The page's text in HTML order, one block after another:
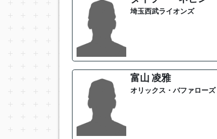
埼玉西武ライオンズ
富山 凌雅
オリックス・バファローズ